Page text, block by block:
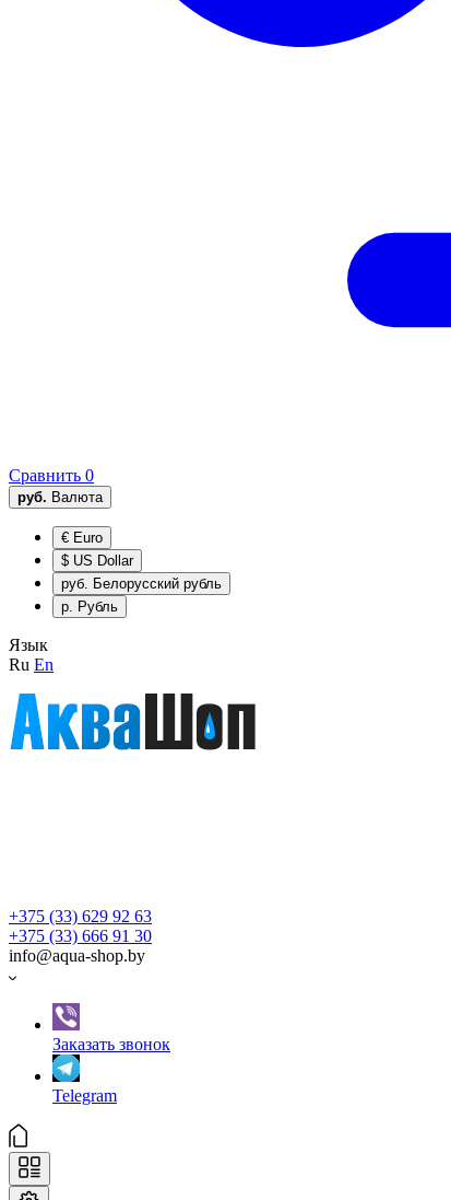
Сравнить 0
руб. Валюта
€ Euro
$ US Dollar
руб. Белорусский рубль
р. Рубль
Язык
Ru En
+375 (33) 629 92 63
+375 (33) 666 91 30
info@aqua-shop.by
Заказать звонок
Telegram